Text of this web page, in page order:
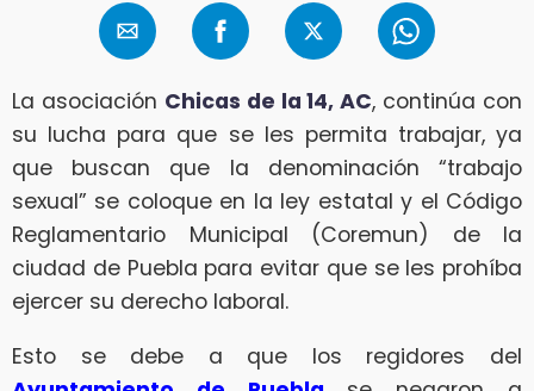
La asociación Chicas de la 14, AC, continúa con
su lucha para que se les permita trabajar, ya
que buscan que la denominación “trabajo
sexual” se coloque en la ley estatal y el Código
Reglamentario Municipal (Coremun) de la
ciudad de Puebla para evitar que se les prohíba
ejercer su derecho laboral.
Esto se debe a que los regidores del